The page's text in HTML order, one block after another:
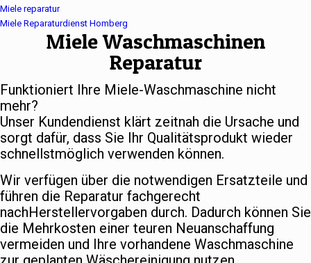
Miele reparatur
Miele Reparaturdienst Homberg
Miele Waschmaschinen
Reparatur
Funktioniert Ihre Miele-Waschmaschine nicht
mehr?
Unser Kundendienst klärt zeitnah die Ursache und
sorgt dafür, dass Sie Ihr Qualitätsprodukt wieder
schnellstmöglich verwenden können.
Wir verfügen über die notwendigen Ersatzteile und
führen die Reparatur fachgerecht
nachHerstellervorgaben durch. Dadurch können Sie
die Mehrkosten einer teuren Neuanschaffung
vermeiden und Ihre vorhandene Waschmaschine